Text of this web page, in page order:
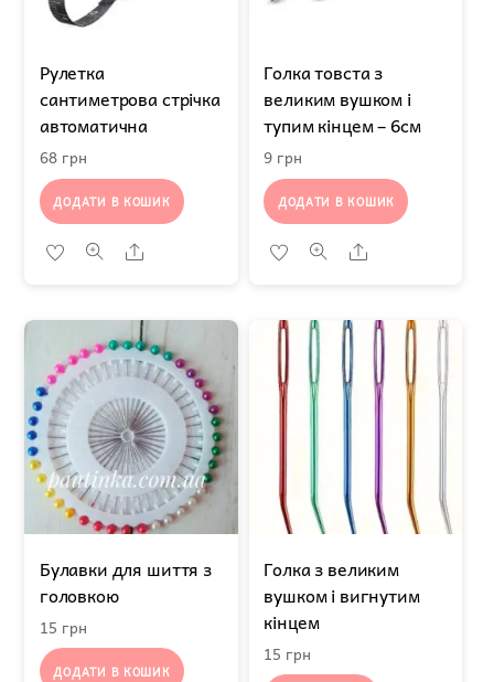
Рулетка
сантиметрова стрічка
автоматична
68 грн
ДОДАТИ В КОШИК
Share
Голка товста з
великим вушком і
тупим кінцем – 6см
9 грн
ДОДАТИ В КОШИК
Share
Булавки для шиття з
головкою
15 грн
ДОДАТИ В КОШИК
Голка з великим
вушком і вигнутим
кінцем
15 грн